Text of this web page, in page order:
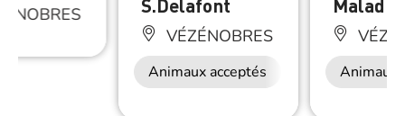
S.Delafont
VÉZÉNOBRES
Animaux acceptés Animaux